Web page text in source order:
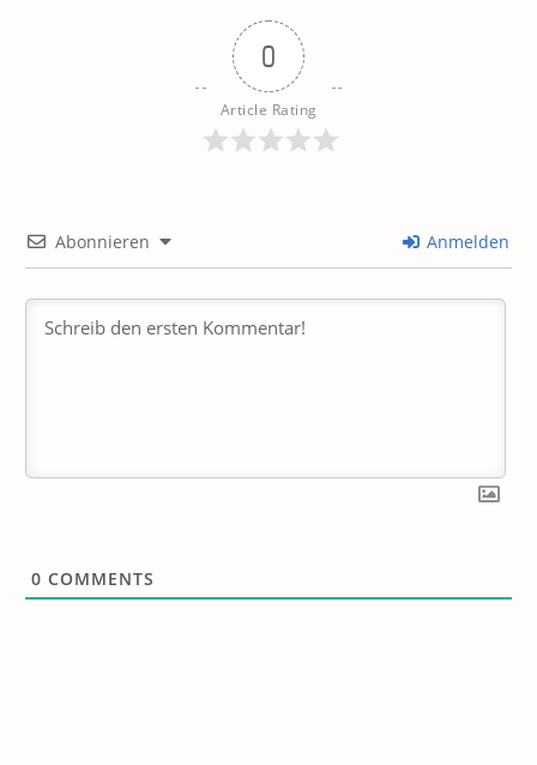
0
Article Rating
Abonnieren Anmelden
0 COMMENTS